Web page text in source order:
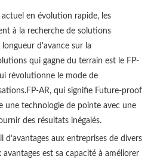
en évolution rapide, les
à la recherche de solutions
d'avance sur la
qui gagne du terrain est le FP-
révolutionne le mode de
AR, qui signifie Future-proof
une technologie de pointe avec une
des résultats inégalés.
d’avantages aux entreprises de divers
avantages est sa capacité à améliorer